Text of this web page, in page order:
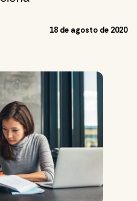
18 de agosto de 2020